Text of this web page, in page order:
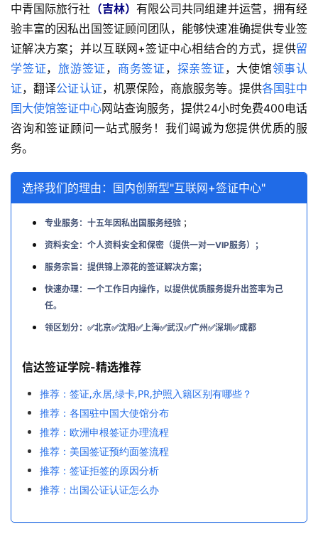
中青国际旅行社 （吉林） 有限公司共同组建并运营，拥有经
验丰富的因私出国签证顾问团队，能够快速准确提供专业签
证解决方案；并以互联网+签证中心相结合的方式，提供留
学签证， 旅游签证 ， 商务签证 ， 探亲签证 ，大使馆领事认
证，翻译公证认证，机票保险，商旅服务等。提供各国驻中
国大使馆签证中心网站查询服务，提供24小时免费400电话
咨询和签证顾问一站式服务！我们竭诚为您提供优质的服
务。
选择我们的理由：国内创新型"互联网+签证中心"
专业服务：十五年因私出国服务经验 ；
资料安全：个人资料安全和保密（提供一对一VIP服务）；
服务宗旨：提供锦上添花的签证解决方案；
快速办理：一个工作日内操作，以提供优质服务提升出签率为己
任。
领区划分：✅北京✅沈阳✅上海✅武汉✅广州✅深圳✅成都
信达签证学院-精选推荐
推荐：签证,永居,绿卡,PR,护照入籍区别有哪些？
推荐：各国驻中国大使馆分布
推荐：欧洲申根签证办理流程
推荐：美国签证预约面签流程
推荐：签证拒签的原因分析
推荐：出国公证认证怎么办